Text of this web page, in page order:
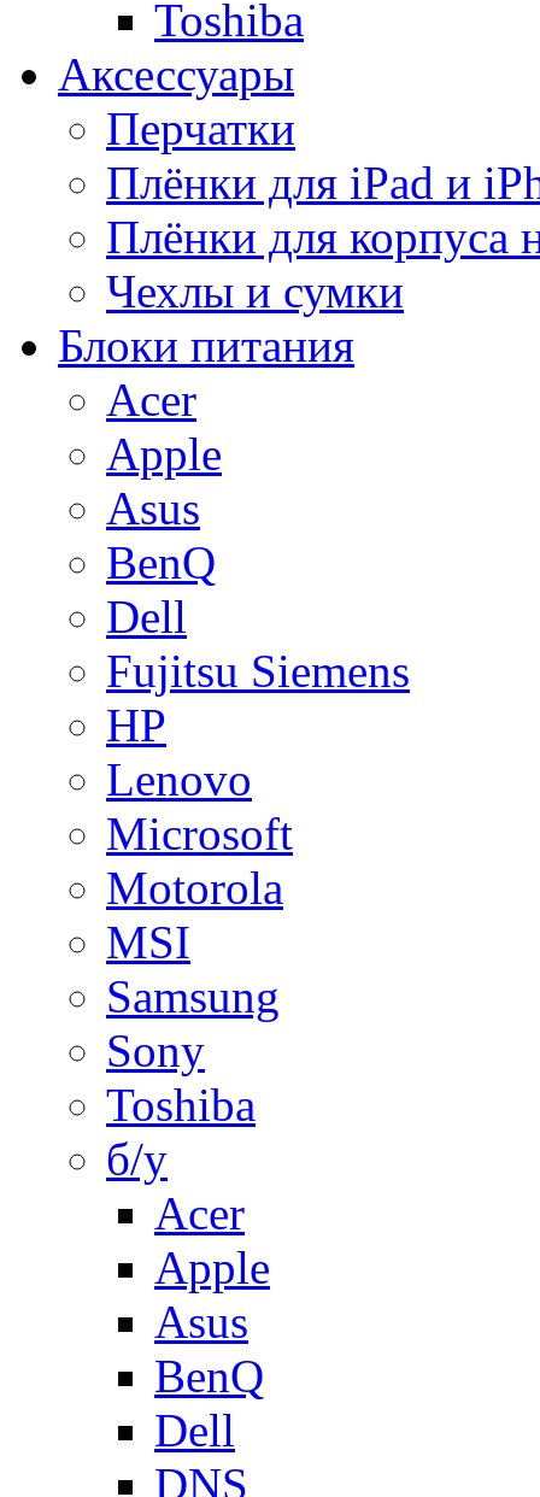
Toshiba
Аксессуары
Перчатки
Плёнки для iPad и
Плёнки для корпуса
Чехлы и сумки
Блоки питания
Acer
Apple
Asus
BenQ
Dell
Fujitsu Siemens
HP
Lenovo
Microsoft
Motorola
MSI
Samsung
Sony
Toshiba
б/у
Acer
Apple
Asus
BenQ
Dell
DNS